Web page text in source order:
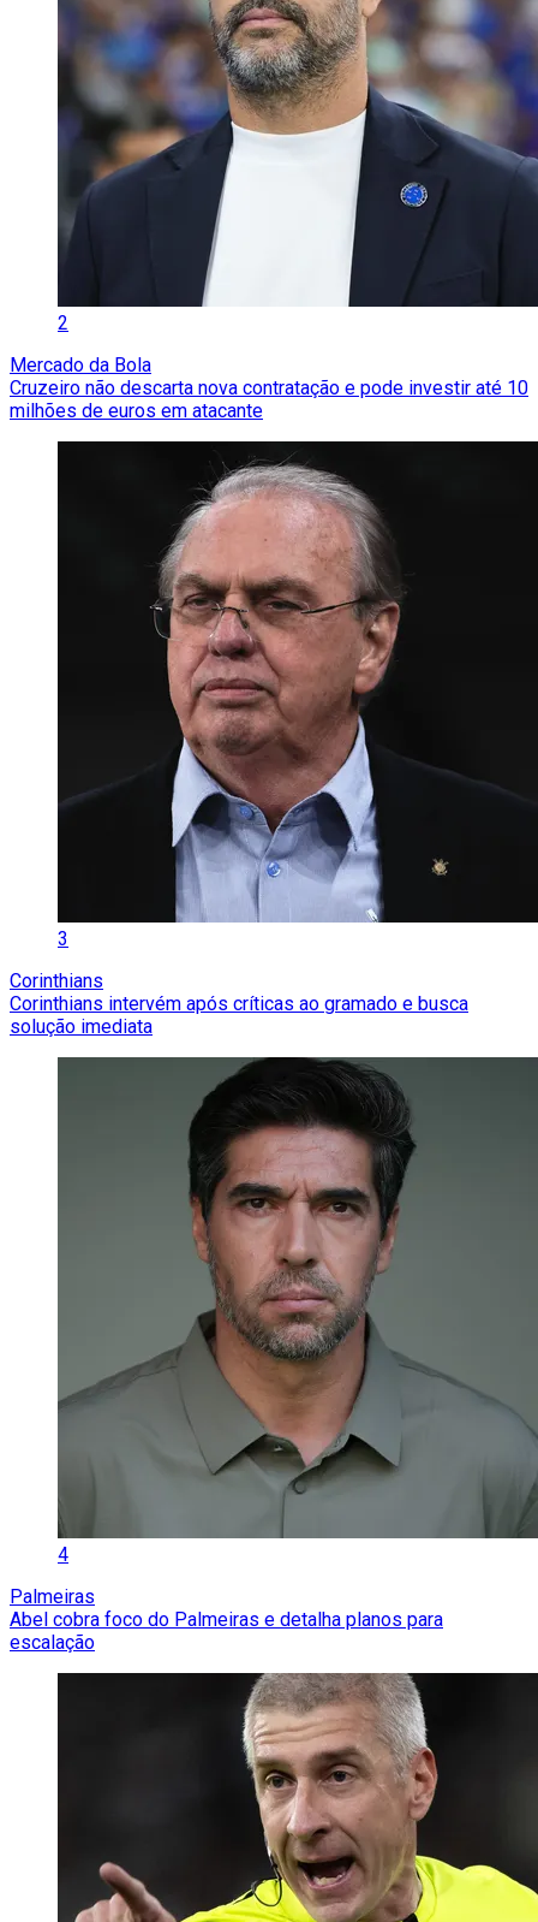
2
Mercado da Bola
Cruzeiro não descarta nova contratação e pode investir até 10
milhões de euros em atacante
3
Corinthians
Corinthians intervém após críticas ao gramado e busca
solução imediata
4
Palmeiras
Abel cobra foco do Palmeiras e detalha planos para
escalação